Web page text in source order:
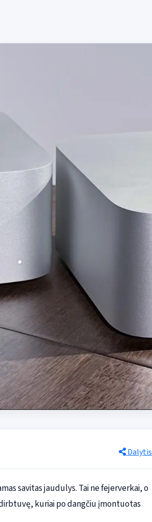
Dalytis
savitas jaudulys. Tai ne fejerverkai, o
kuriai po dangčiu įmontuotas